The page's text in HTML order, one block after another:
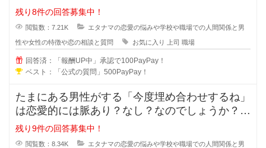
事をしているのに褒められるのはお
残り8件の回答募集中！
閲覧数：7.21K エタナマの恋愛の悩みや学校や職場での人間関係と男
性や女性の特徴や恋の相談と質問 お気に入り 上司 職場
回答済：「報酬UP中」承認で100PayPay！
ベスト：「公式の質問」500PayPay！
たまにある男性がする「今度埋め合わせするね」
は恋愛的には脈あり？なし？なのでしょうか？本
命だから埋め合わせをするのか、恋
残り9件の回答募集中！
閲覧数：8.34K エタナマの恋愛の悩みや学校や職場での人間関係と男